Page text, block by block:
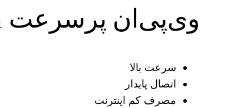
وی‌پی‌ان پرسرعت stream چه ویژگی‌هایی باید داشته باشه؟
سرعت بالا
اتصال پایدار
مصرف کم اینترنت